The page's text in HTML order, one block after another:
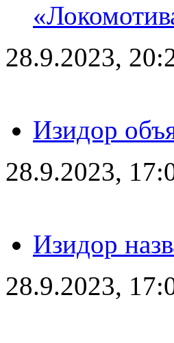
28.9.2023,
Изидор
28.9.2023,
Изидор
28.9.2023,